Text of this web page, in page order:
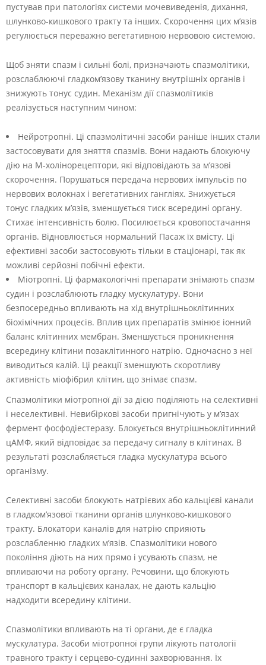
пустував при патологіях системи мочевиведенія, дихання,
шлунково-кишкового тракту та інших. Скорочення цих м’язів
регулюється переважно вегетативною нервовою системою.
Щоб зняти спазм і сильні болі, призначають спазмолітики,
розслаблюючі гладком’язову тканину внутрішніх органів і
знижують тонус судин. Механізм дії спазмолітиків
реалізується наступним чином:
Нейротропні. Ці спазмолітичні засоби раніше інших стали
застосовувати для зняття спазмів. Вони надають блокуючу
дію на М-холінорецептори, які відповідають за м’язові
скорочення. Порушаться передача нервових імпульсів по
нервових волокнах і вегетативних гангліях. Знижується
тонус гладких м’язів, зменшується тиск всередині органу.
Стихає інтенсивність болю. Посилюється кровопостачання
органів. Відновлюється нормальний Пасаж їх вмісту. Ці
ефективні засоби застосовують тільки в стаціонарі, так як
можливі серйозні побічні ефекти.
Міотропні. Ці фармакологічні препарати знімають спазм
судин і розслаблюють гладку мускулатуру. Вони
безпосередньо впливають на хід внутрішньоклітинних
біохімічних процесів. Вплив цих препаратів змінює іонний
баланс клітинних мембран. Зменшується проникнення
всередину клітини позаклітинного натрію. Одночасно з неї
виводиться калій. Ці реакції зменшують скоротливу
активність міофібрил клітин, що знімає спазм.
Спазмолітики міотропної дії за дією поділяють на селективні
і неселективні. Невибіркові засоби пригнічують у м’язах
фермент фосфодіестеразу. Блокується внутрішньоклітинний
цАМФ, який відповідає за передачу сигналу в клітинах. В
результаті розслабляється гладка мускулатура всього
організму.
Селективні засоби блокують натрієвих або кальцієві канали
в гладком’язової тканини органів шлунково-кишкового
тракту. Блокатори каналів для натрію сприяють
розслабленню гладких м’язів. Спазмолітики нового
покоління діють на них прямо і усувають спазм, не
впливаючи на роботу органу. Речовини, що блокують
транспорт в кальцієвих каналах, не дають кальцію
надходити всередину клітини.
Спазмолітики впливають на ті органи, де є гладка
мускулатура. Засоби міотропної групи лікують патології
травного тракту і серцево-судинні захворювання. Їх